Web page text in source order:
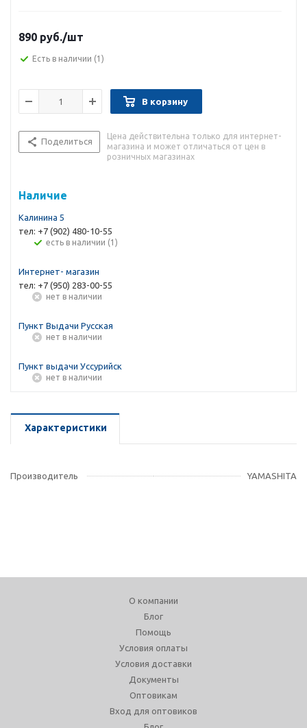
890 руб./шт
Есть в наличии (1)
В корзину
Поделиться
Цена действительна только для интернет-
магазина и может отличаться от цен в
розничных магазинах
Наличие
Калинина 5
тел: +7 (902) 480-10-55
Есть в наличии (1)
Интернет- магазин
тел: +7 (950) 283-00-55
Нет в наличии
Пункт Выдачи Русская
Нет в наличии
Пункт выдачи Уссурийск
Нет в наличии
Характеристики
Производитель YAMASHITA
О компании
Блог
Помощь
Условия оплаты
Условия доставки
Документы
Оптовикам
Вход для оптовиков